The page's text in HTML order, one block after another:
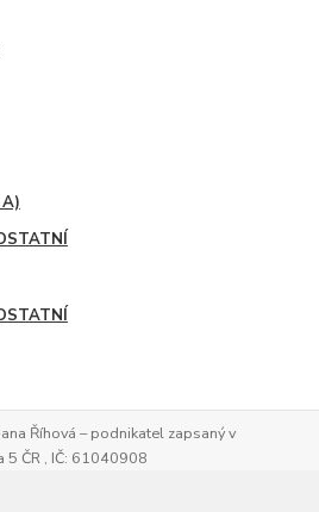
Říhová – podnikatel zapsaný v
5 ČR , IČ: 61040908